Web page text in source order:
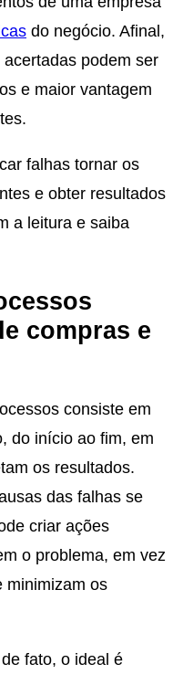
do negócio. Afinal,
podem ser
e maior vantagem
falhas tornar os
e obter resultados
a leitura e saiba
compras e
consiste em
do início ao fim, em
os resultados.
das falhas se
criar ações
o problema, em vez
minimizam os
fato, o ideal é